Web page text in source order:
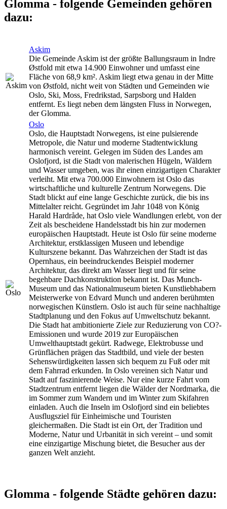
Glomma - folgende Gemeinden gehören
dazu:
Askim
Die Gemeinde Askim ist der größte Ballungsraum in Indre
Østfold mit etwa 14.900 Einwohner und umfasst eine
Fläche von 68,9 km². Askim liegt etwa genau in der Mitte
von Østfold, nicht weit von Städten und Gemeinden wie
Oslo, Ski, Moss, Fredrikstad, Sarpsborg und Halden
entfernt. Es liegt neben dem längsten Fluss in Norwegen,
der Glomma.
Oslo
Oslo, die Hauptstadt Norwegens, ist eine pulsierende
Metropole, die Natur und moderne Stadtentwicklung
harmonisch vereint. Gelegen im Süden des Landes am
Oslofjord, ist die Stadt von malerischen Hügeln, Wäldern
und Wasser umgeben, was ihr einen einzigartigen Charakter
verleiht. Mit etwa 700.000 Einwohnern ist Oslo das
wirtschaftliche und kulturelle Zentrum Norwegens. Die
Stadt blickt auf eine lange Geschichte zurück, die bis ins
Mittelalter reicht. Gegründet im Jahr 1048 von König
Harald Hardråde, hat Oslo viele Wandlungen erlebt, von der
Zeit als bescheidene Handelsstadt bis hin zur modernen
europäischen Hauptstadt. Heute ist Oslo für seine moderne
Architektur, erstklassigen Museen und lebendige
Kulturszene bekannt. Das Wahrzeichen der Stadt ist das
Opernhaus, ein beeindruckendes Beispiel moderner
Architektur, das direkt am Wasser liegt und für seine
begehbare Dachkonstruktion bekannt ist. Das Munch-
Museum und das Nationalmuseum bieten Kunstliebhabern
Meisterwerke von Edvard Munch und anderen berühmten
norwegischen Künstlern. Oslo ist auch für seine nachhaltige
Stadtplanung und den Fokus auf Umweltschutz bekannt.
Die Stadt hat ambitionierte Ziele zur Reduzierung von CO?-
Emissionen und wurde 2019 zur Europäischen
Umwelthauptstadt gekürt. Radwege, Elektrobusse und
Grünflächen prägen das Stadtbild, und viele der besten
Sehenswürdigkeiten lassen sich bequem zu Fuß oder mit
dem Fahrrad erkunden. In Oslo vereinen sich Natur und
Stadt auf faszinierende Weise. Nur eine kurze Fahrt vom
Stadtzentrum entfernt liegen die Wälder der Nordmarka, die
im Sommer zum Wandern und im Winter zum Skifahren
einladen. Auch die Inseln im Oslofjord sind ein beliebtes
Ausflugsziel für Einheimische und Touristen
gleichermaßen. Die Stadt ist ein Ort, der Tradition und
Moderne, Natur und Urbanität in sich vereint – und somit
eine einzigartige Mischung bietet, die Besucher aus der
ganzen Welt anzieht.
Glomma - folgende Städte gehören dazu: